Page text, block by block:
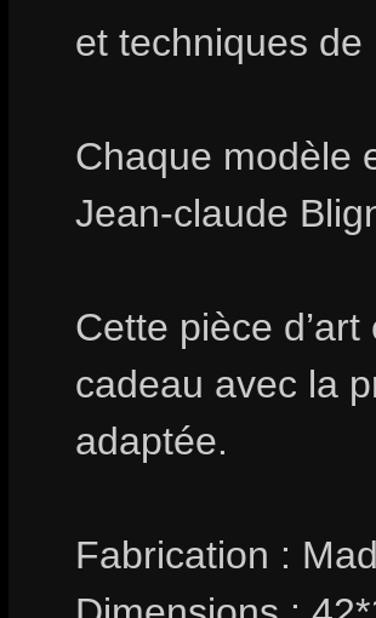
et techniques
Chaque modèle
Jean-claude
Cette pièce
cadeau avec la
adaptée.
Fabrication :